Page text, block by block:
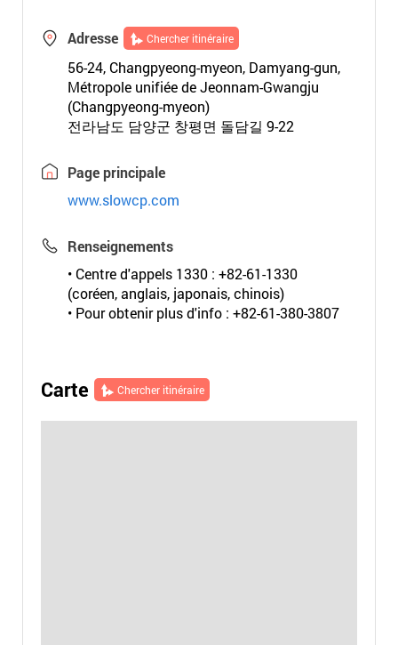
Adresse Chercher itinéraire
56-24, Changpyeong-myeon, Damyang-gun,
Métropole unifiée de Jeonnam-Gwangju
(Changpyeong-myeon)
전라남도 담양군 창평면 돌담길 9-22
Page principale
www.slowcp.com
Renseignements
• Centre d'appels 1330 : +82-61-1330
(coréen, anglais, japonais, chinois)
• Pour obtenir plus d'info : +82-61-380-3807
Carte Chercher itinéraire